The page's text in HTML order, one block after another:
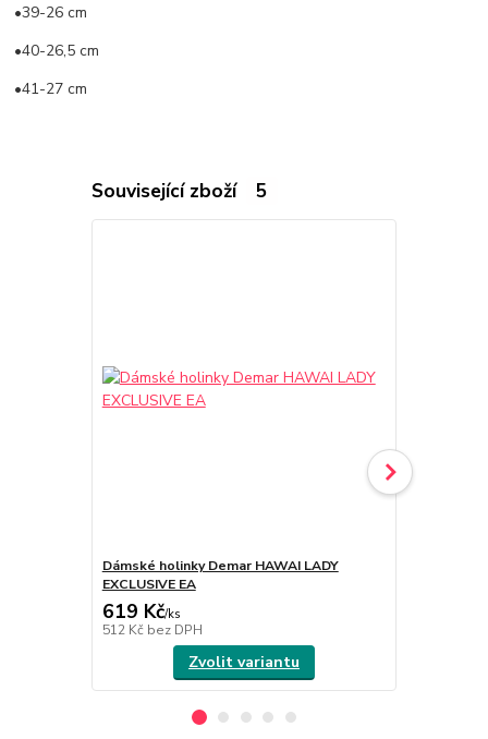
•39-26 cm
•40-26,5 cm
•41-27 cm
Související zboží 5
Dámské holinky Demar HAWAI LADY
EXCLUSIVE EA
619 Kč/ks
512 Kč bez DPH
Zvolit variantu